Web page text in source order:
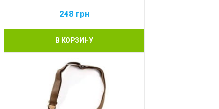
248 грн
В КОРЗИНУ